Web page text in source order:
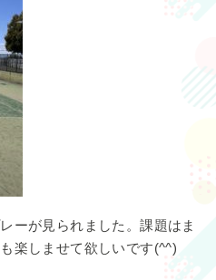
ーが見られました。課題はま
楽しませて欲しいです(^^)